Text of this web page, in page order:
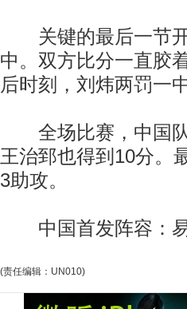
关键的最后一节开
中。双方比分一直胶
后时刻，刘炜两罚一
全场比赛，中国队
王治郅也得到10分。
3助攻。
中国首发阵容：易
(责任编辑：UN010)